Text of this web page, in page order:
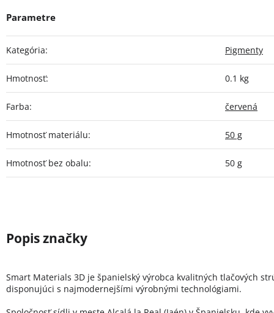
Kategória: Pigmenty
Hmotnosť: 0.1 kg
Farba: červená
Hmotnosť materiálu: 50 g
Hmotnosť bez obalu: 50 g
Smart Materials 3D je španielský výrobca kvalitných tlačových
disponujúci s najmodernejšími výrobnými technológiami.